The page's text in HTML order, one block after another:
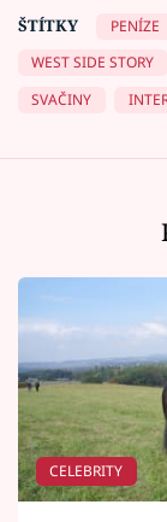
ŠTÍTKY
PENÍZE
WEST SIDE STORY
SVAČINY
CELEBRITY